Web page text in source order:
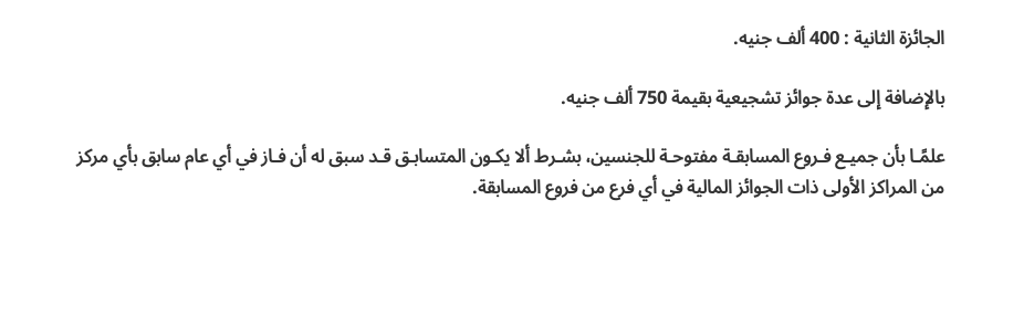
الجائزة الثانية : 400 ألف جنيه.
بالإضافة إلى عدة جوائز تشجيعية بقيمة 750 ألف جنيه.
علمًـا بأن جميـع فـروع المسابقـة مفتوحـة للجنسين، بشـرط ألا يكـون المتسابـق قـد سبق له أن فـاز في أي عام سابق بأي مركز
من المراكز الأولى ذات الجوائز المالية في أي فرع من فروع المسابقة.